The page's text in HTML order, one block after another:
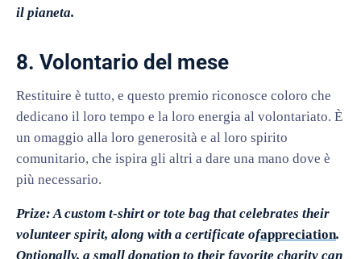
il pianeta.
8. Volontario del mese
Restituire è tutto, e questo premio riconosce coloro che
dedicano il loro tempo e la loro energia al volontariato. È
un omaggio alla loro generosità e al loro spirito
comunitario, che ispira gli altri a dare una mano dove è
più necessario.
Prize: A custom t-shirt or tote bag that celebrates their
volunteer spirit, along with a certificate ofappreciation.
Optionally, a small donation to their favorite charity can